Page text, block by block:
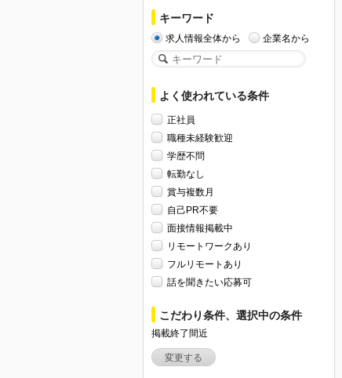
キーワード
求人情報全体から 企業名から
よく使われている条件
正社員
職種未経験歓迎
学歴不問
転勤なし
賞与複数月
自己PR不要
面接情報掲載中
リモートワークあり
フルリモートあり
話を聞きたい応募可
こだわり条件、選択中の条件
掲載終了間近
変更する